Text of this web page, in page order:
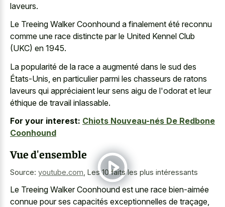
laveurs.
Le Treeing Walker Coonhound a finalement été reconnu
comme une race distincte par le United Kennel Club
(UKC) en 1945.
La popularité de la race a augmenté dans le sud des
États-Unis, en particulier parmi les chasseurs de ratons
laveurs qui appréciaient leur sens aigu de l'odorat et leur
éthique de travail inlassable.
For your interest: Chiots Nouveau-nés De Redbone
Coonhound
Vue d'ensemble
Source: youtube.com Les 10 faits les plus intéressants
Le Treeing Walker Coonhound est une race bien-aimée
connue pour ses capacités exceptionnelles de traçage,